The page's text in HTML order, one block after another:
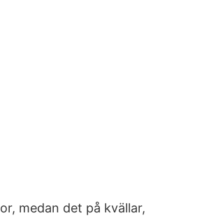
medan det på kvällar,